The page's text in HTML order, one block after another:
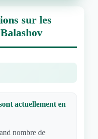
sur les
actuellement en
nombre de